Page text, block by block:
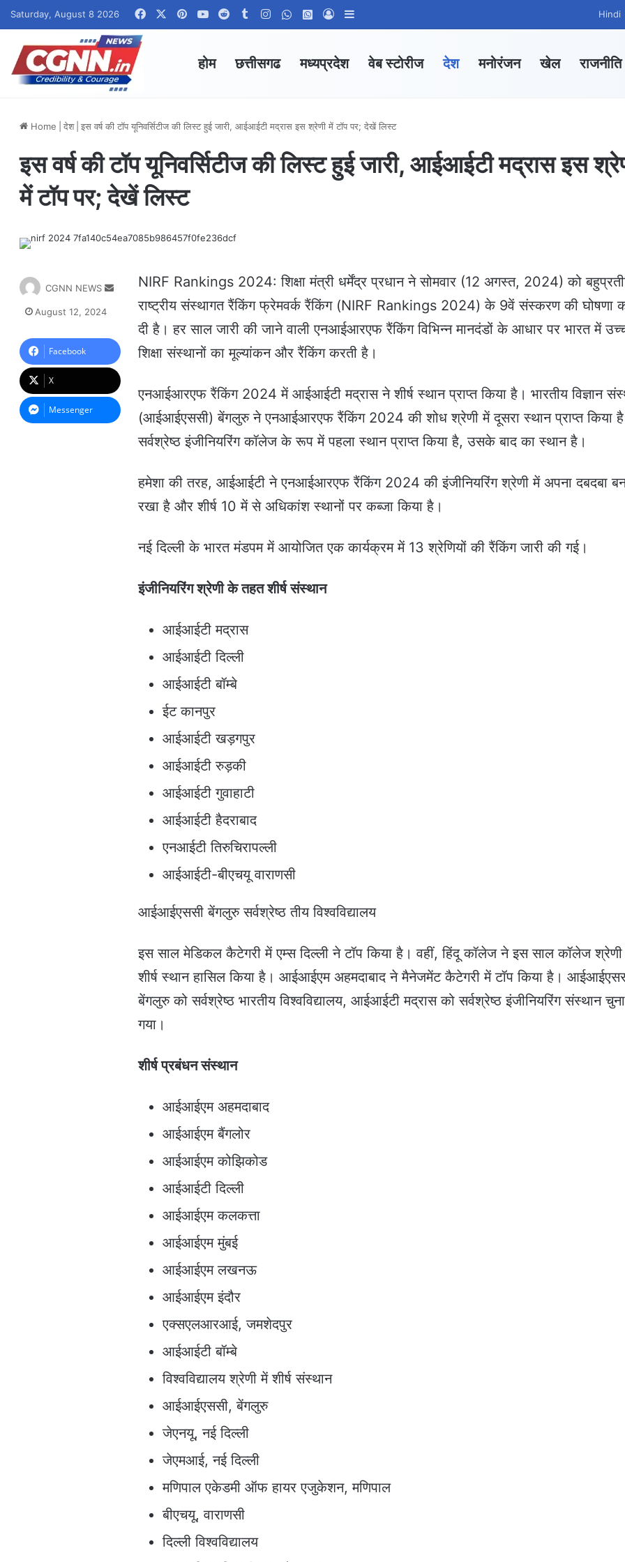
Saturday, August 8 2026 FacebookPinterestYouTubeRedditTumblrInstagramWhatsApp Channel
WhatsApp Group
Log In Hindi
होम छत्तीसगढ मध्यप्रदेश वेब स्टोरीज देश मनोरंजन खेल राजनीति
Home देश इस वर्ष की टॉप यूनिवर्सिटीज की लिस्ट हुई जारी, आईआईटी मद्रास इस श्रेणी में टॉप पर; देखें लिस्ट
इस वर्ष की टॉप यूनिवर्सिटीज की लिस्ट हुई जारी, आईआईटी मद्रास इस
में टॉप पर; देखें लिस्ट
NIRF Rankings 2024: शिक्षा मंत्री धर्मेंद्र प्रधान ने सोमवार (12 अगस्त, 2024) को
राष्ट्रीय संस्थागत रैंकिंग फ्रेमवर्क रैंकिंग (NIRF Rankings 2024) के 9वें संस्करण की घोषणा
दी है। हर साल जारी की जाने वाली एनआईआरएफ रैंकिंग विभिन्न मानदंडों के आधार पर भारत में
शिक्षा संस्थानों का मूल्यांकन और रैंकिंग करती है।
एनआईआरएफ रैंकिंग 2024 में आईआईटी मद्रास ने शीर्ष स्थान प्राप्त किया है। भारतीय विज्ञान
(आईआईएससी) बेंगलुरु ने एनआईआरएफ रैंकिंग 2024 की शोध श्रेणी में दूसरा स्थान प्राप्त किया
सर्वश्रेष्ठ इंजीनियरिंग कॉलेज के रूप में पहला स्थान प्राप्त किया है, उसके बाद का स्थान है।
हमेशा की तरह, आईआईटी ने एनआईआरएफ रैंकिंग 2024 की इंजीनियरिंग श्रेणी में अपना दबदबा
रखा है और शीर्ष 10 में से अधिकांश स्थानों पर कब्जा किया है।
नई दिल्ली के भारत मंडपम में आयोजित एक कार्यक्रम में 13 श्रेणियों की रैंकिंग जारी की गई।
इंजीनियरिंग श्रेणी के तहत शीर्ष संस्थान
आईआईटी मद्रास
आईआईटी दिल्ली
आईआईटी बॉम्बे
ईट कानपुर
आईआईटी खड़गपुर
आईआईटी रुड़की
आईआईटी गुवाहाटी
आईआईटी हैदराबाद
एनआईटी तिरुचिरापल्ली
आईआईटी-बीएचयू वाराणसी
आईआईएससी बेंगलुरु सर्वश्रेष्ठ तीय विश्वविद्यालय
इस साल मेडिकल कैटेगरी में एम्स दिल्ली ने टॉप किया है। वहीं, हिंदू कॉलेज ने इस साल कॉलेज
शीर्ष स्थान हासिल किया है। आईआईएम अहमदाबाद ने मैनेजमेंट कैटेगरी में टॉप किया है।
बेंगलुरु को सर्वश्रेष्ठ भारतीय विश्वविद्यालय, आईआईटी मद्रास को सर्वश्रेष्ठ इंजीनियरिंग संस्थान चुना
गया।
शीर्ष प्रबंधन संस्थान
आईआईएम अहमदाबाद
आईआईएम बैंगलोर
आईआईएम कोझिकोड
आईआईटी दिल्ली
आईआईएम कलकत्ता
आईआईएम मुंबई
आईआईएम लखनऊ
आईआईएम इंदौर
एक्सएलआरआई, जमशेदपुर
आईआईटी बॉम्बे
विश्वविद्यालय श्रेणी में शीर्ष संस्थान
आईआईएससी, बेंगलुरु
जेएनयू, नई दिल्ली
जेएमआई, नई दिल्ली
मणिपाल एकेडमी ऑफ हायर एजुकेशन, मणिपाल
बीएचयू, वाराणसी
दिल्ली विश्वविद्यालय
CGNN NEWS
a
n
e
m
a
i
August 12, 2024
Facebook
X
Messenger